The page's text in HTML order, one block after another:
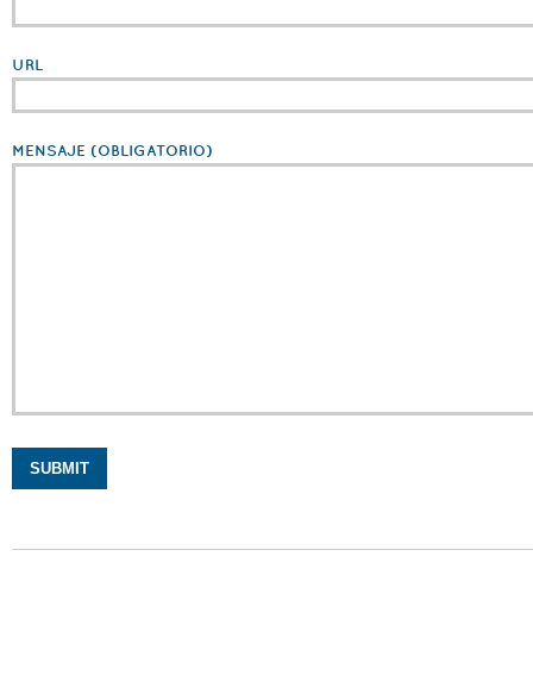
URL
MENSAJE (OBLIGATORIO)